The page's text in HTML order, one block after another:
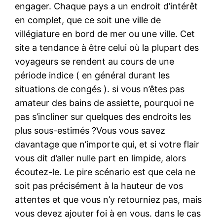
engager. Chaque pays a un endroit d’intérêt
en complet, que ce soit une ville de
villégiature en bord de mer ou une ville. Cet
site a tendance à être celui où la plupart des
voyageurs se rendent au cours de une
période indice ( en général durant les
situations de congés ). si vous n’êtes pas
amateur des bains de assiette, pourquoi ne
pas s’incliner sur quelques des endroits les
plus sous-estimés ?Vous vous savez
davantage que n’importe qui, et si votre flair
vous dit d’aller nulle part en limpide, alors
écoutez-le. Le pire scénario est que cela ne
soit pas précisément à la hauteur de vos
attentes et que vous n’y retourniez pas, mais
vous devez ajouter foi à en vous. dans le cas